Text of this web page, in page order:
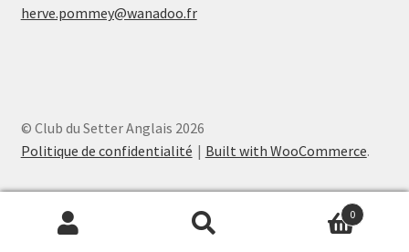
herve.pommey@wanadoo.fr
© Club du Setter Anglais 2026
Politique de confidentialité
Built with WooCommerce.
Recherche
Recherche
0